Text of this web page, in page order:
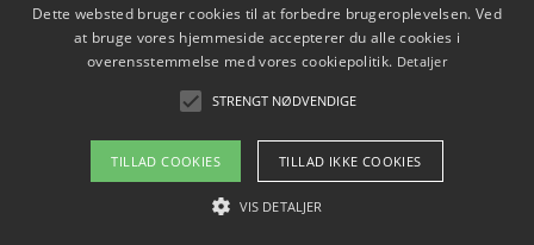
Hvor finder jeg nemme måltidskasser i Vejle
Om / kontakt
Blog Betingelser
Dette websted bruger cookies til at forbedre brugeroplevelsen. Ved
at bruge vores hjemmeside accepterer du alle cookies i
overensstemmelse med vores cookiepolitik. Detaljer
STRENGT NØDVENDIGE
TILLAD COOKIES TILLAD IKKE COOKIES
VIS DETALJER